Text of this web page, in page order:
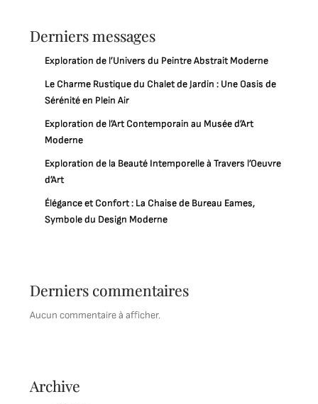
Derniers messages
Exploration de l’Univers du Peintre Abstrait Moderne
Le Charme Rustique du Chalet de Jardin : Une Oasis de
Sérénité en Plein Air
Exploration de l’Art Contemporain au Musée d’Art
Moderne
Exploration de la Beauté Intemporelle à Travers l’Oeuvre
d’Art
Élégance et Confort : La Chaise de Bureau Eames,
Symbole du Design Moderne
Derniers commentaires
Aucun commentaire à afficher.
Archive